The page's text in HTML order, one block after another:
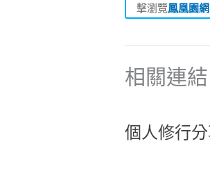
擊瀏覽鳳凰園網
相關連結
個人修行